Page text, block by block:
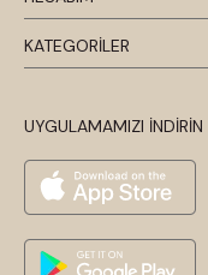
KATEGORİLER
UYGULAMAMIZI İNDİRİN